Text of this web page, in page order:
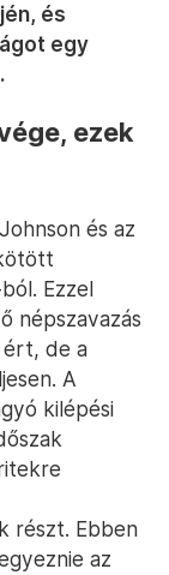
és
egy
ezek
és az
Ezzel
népszavazás
ért, de a
A
kilépési
részt. Ebben
az